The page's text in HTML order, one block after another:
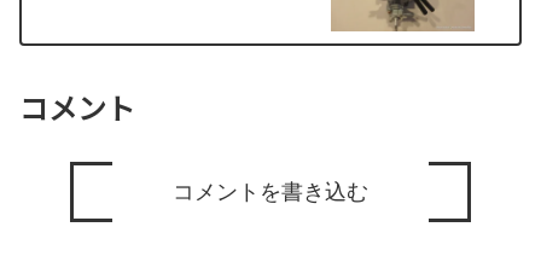
コメント
コメントを書き込む